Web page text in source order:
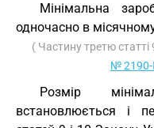
Мінімальна
одночасно в
( Частину третю
№ 2190-
Розмір
встановлюється і